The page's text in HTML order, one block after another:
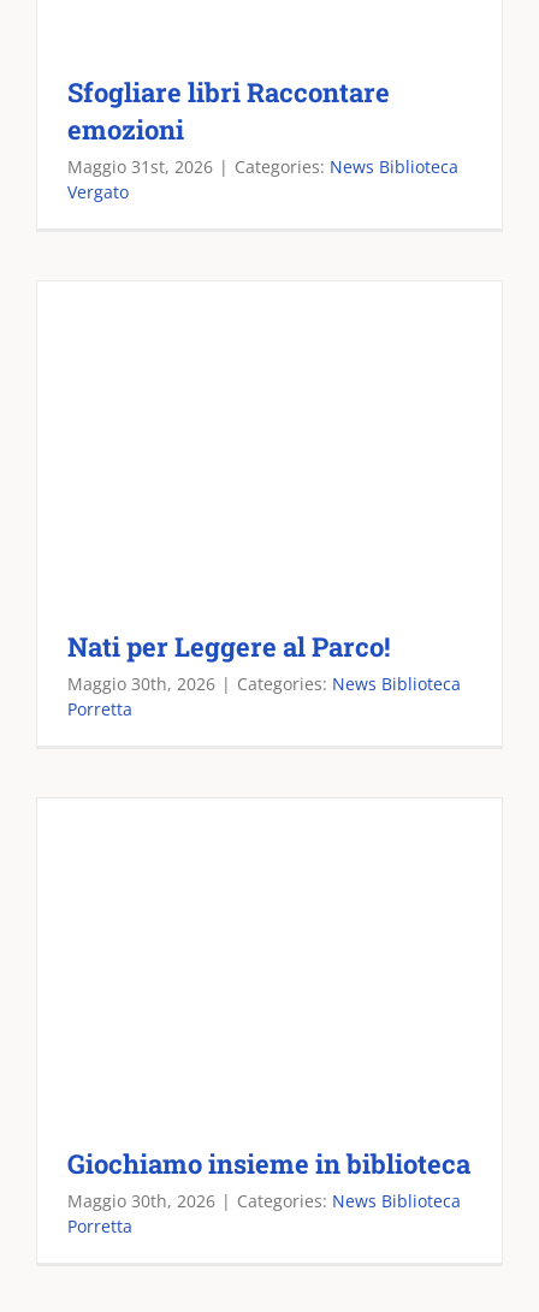
Sfogliare libri Raccontare
emozioni
Maggio 31st, 2026 | Categories: News Biblioteca
Vergato
Nati per Leggere al Parco!
Maggio 30th, 2026 | Categories: News Biblioteca
Porretta
Giochiamo insieme in biblioteca
Maggio 30th, 2026 | Categories: News Biblioteca
Porretta